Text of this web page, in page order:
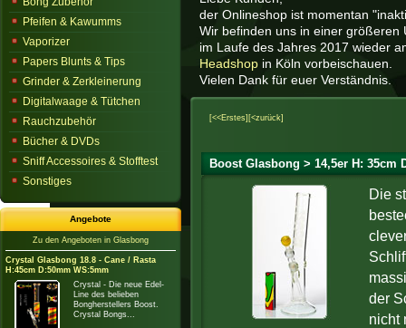
der Onlineshop ist momentan
Wir befinden uns in einer größeren
im Laufe des Jahres 2017 wieder
Headshop in Köln vorbeischauen.
Vielen Dank für euer Verständnis.
[<<Erstes] [<zurück]
Boost Glasbong > 14,5er H: 35cm
Die
der
nicht
Pfeifen & Kawumms
Vaporizer
Papers Blunts & Tips
Grinder & Zerkleinerung
Digitalwaage & Tütchen
Rauchzubehör
Bücher & DVDs
Sniff Accessoires & Stofftest
Sonstiges
Angebote
Zu den Angeboten in Glasbong
Crystal Glasbong 18.8 - Cane / Rasta
H:45cm D:50mm WS:5mm
Crystal - Die neue Edel-
Line des belieben
Bongherstellers Boost.
Crystal Bongs...